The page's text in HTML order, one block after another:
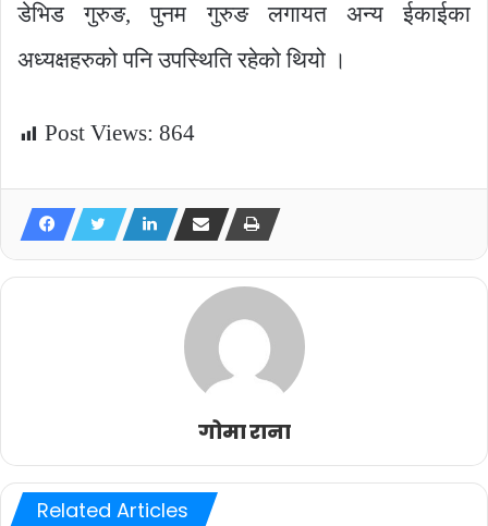
डेभिड गुरुङ, पुनम गुरुङ लगायत अन्य ईकाईका
अध्यक्षहरुको पनि उपस्थिति रहेको थियो ।
Post Views: 864
गोमा राना
Related Articles